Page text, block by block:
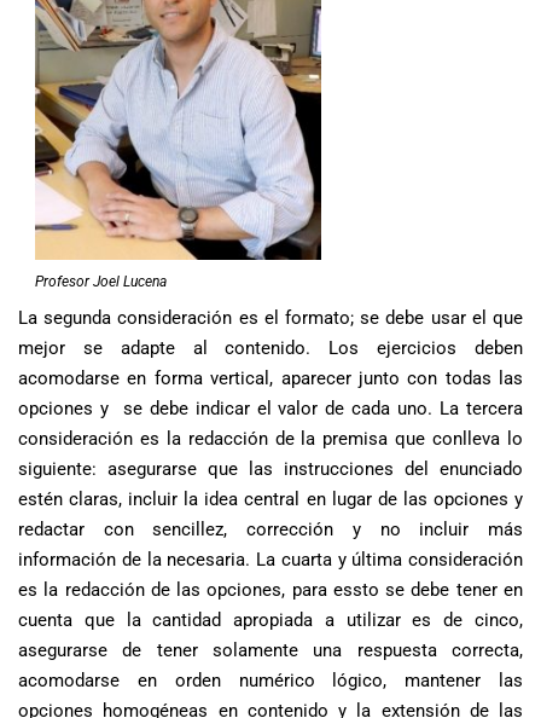
Profesor Joel Lucena
La segunda consideración es el formato; se debe usar el que
mejor se adapte al contenido. Los ejercicios deben
acomodarse en forma vertical, aparecer junto con todas las
opciones y se debe indicar el valor de cada uno. La tercera
consideración es la redacción de la premisa que conlleva lo
siguiente: asegurarse que las instrucciones del enunciado
estén claras, incluir la idea central en lugar de las opciones y
redactar con sencillez, corrección y no incluir más
información de la necesaria. La cuarta y última consideración
es la redacción de las opciones, para essto se debe tener en
cuenta que la cantidad apropiada a utilizar es de cinco,
asegurarse de tener solamente una respuesta correcta,
acomodarse en orden numérico lógico, mantener las
opciones homogéneas en contenido y la extensión de las